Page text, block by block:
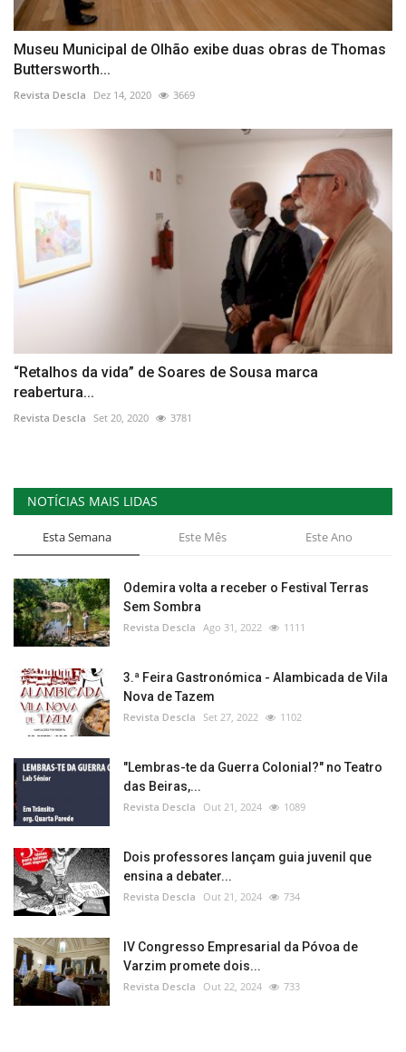
Museu Municipal de Olhão exibe duas obras de Thomas
Buttersworth...
Revista Descla Dez 14, 2020 3669
“Retalhos da vida” de Soares de Sousa marca
reabertura...
Revista Descla Set 20, 2020 3781
NOTÍCIAS MAIS LIDAS
Esta Semana Este Mês Este Ano
Odemira volta a receber o Festival Terras
Sem Sombra
Revista Descla Ago 31, 2022 1111
3.ª Feira Gastronómica - Alambicada de Vila
Nova de Tazem
Revista Descla Set 27, 2022 1102
"Lembras-te da Guerra Colonial?" no Teatro
das Beiras,...
Revista Descla Out 21, 2024 1089
Dois professores lançam guia juvenil que
ensina a debater...
Revista Descla Out 21, 2024 734
IV Congresso Empresarial da Póvoa de
Varzim promete dois...
Revista Descla Out 22, 2024 733